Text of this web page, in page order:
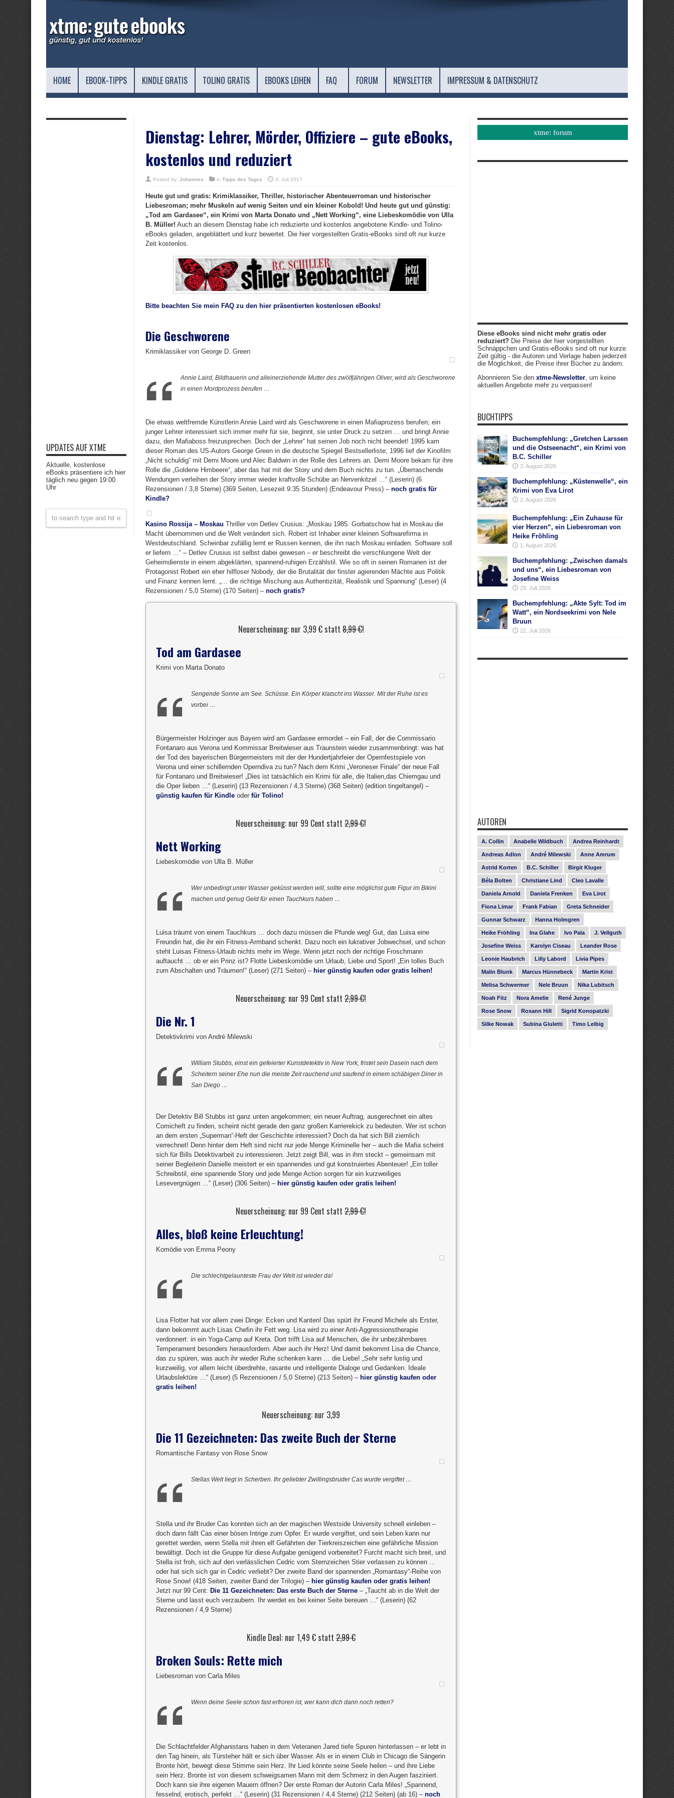
HOME EBOOK-TIPPS KINDLE GRATIS TOLINO GRATIS EBOOKS LEIHEN FAQ FORUM NEWSLETTER IMPRESSUM & DATENSCHUTZ
Dienstag: Lehrer, Mörder, Offiziere – gute eBooks,
kostenlos und reduziert
Posted by: Johannes in Tipps des Tages 4. Juli 2017
Heute gut und gratis: Krimiklassiker, Thriller, historischer Abenteuerroman und historischer
Liebesroman; mehr Muskeln auf wenig Seiten und ein kleiner Kobold! Und heute gut und günstig:
„Tod am Gardasee“, ein Krimi von Marta Donato und „Nett Working“, eine Liebeskomödie von Ulla
B. Müller! Auch an diesem Dienstag habe ich reduzierte und kostenlos angebotene Kindle- und Tolino-
eBooks geladen, angeblättert und kurz bewertet. Die hier vorgestellten Gratis-eBooks sind oft nur kurze
Zeit kostenlos.
Bitte beachten Sie mein FAQ zu den hier präsentierten kostenlosen eBooks!
Die Geschworene
Krimiklassiker von George D. Green
Annie Laird, Bildhauerin und alleinerziehende Mutter des zwölfjährigen Oliver, wird als Geschworene
in einen Mordprozess berufen …
Die etwas weltfremde Künstlerin Annie Laird wird als Geschworene in einen Mafiaprozess berufen; ein
junger Lehrer interessiert sich immer mehr für sie, beginnt, sie unter Druck zu setzen … und bringt Annie
dazu, den Mafiaboss freizusprechen. Doch der „Lehrer“ hat seinen Job noch nicht beendet! 1995 kam
dieser Roman des US-Autors George Green in die deutsche Spiegel Bestsellerliste; 1996 lief der Kinofilm
„Nicht schuldig“ mit Demi Moore und Alec Baldwin in der Rolle des Lehrers an. Demi Moore bekam für ihre
Rolle die „Goldene Himbeere“, aber das hat mit der Story und dem Buch nichts zu tun. „Überraschende
Wendungen verleihen der Story immer wieder kraftvolle Schübe an Nervenkitzel …“ (Leserin) (6
Rezensionen / 3,8 Sterne) (369 Seiten, Lesezeit 9:35 Stunden) (Endeavour Press) – noch gratis für
Kindle?
Kasino Rossija – Moskau Thriller von Detlev Crusius: „Moskau 1985. Gorbatschow hat in Moskau die
Macht übernommen und die Welt verändert sich. Robert ist Inhaber einer kleinen Softwarefirma in
Westdeutschland. Scheinbar zufällig lernt er Russen kennen, die ihn nach Moskau einladen. Software soll
er liefern …“ – Detlev Crusius ist selbst dabei gewesen – er beschreibt die verschlungene Welt der
Geheimdienste in einem abgeklärten, spannend-ruhigen Erzählstil. Wie so oft in seinen Romanen ist der
Protagonist Robert ein eher hilfloser Nobody, der die Brutalität der finster agierenden Mächte aus Politik
und Finanz kennen lernt. „… die richtige Mischung aus Authentizität, Realistik und Spannung“ (Leser) (4
Rezensionen / 5,0 Sterne) (170 Seiten) – noch gratis?
Neuerscheinung: nur 3,99 € statt8,99 €!
Tod am Gardasee
Krimi von Marta Donato
Sengende Sonne am See. Schüsse. Ein Körper klatscht ins Wasser. Mit der Ruhe ist es
vorbei …
Bürgermeister Holzinger aus Bayern wird am Gardasee ermordet – ein Fall, der die Commissario
Fontanaro aus Verona und Kommissar Breitwieser aus Traunstein wieder zusammenbringt: was hat
der Tod des bayerischen Bürgermeisters mit der der Hundertjahrfeier der Opernfestspiele von
Verona und einer schillernden Operndiva zu tun? Nach dem Krimi „Veroneser Finale“ der neue Fall
für Fontanaro und Breitwieser! „Dies ist tatsächlich ein Krimi für alle, die Italien,das Chiemgau und
die Oper lieben …“ (Leserin) (13 Rezensionen / 4,3 Sterne) (368 Seiten) (edition tingeltangel) –
günstig kaufen für Kindle oder für Tolino!
Neuerscheinung: nur 99 Cent statt 2,99 €!
Nett Working
Liebeskomödie von Ulla B. Müller
Wer unbedingt unter Wasser geküsst werden will, sollte eine möglichst gute Figur im Bikini
machen und genug Geld für einen Tauchkurs haben …
Luisa träumt von einem Tauchkurs … doch dazu müssen die Pfunde weg! Gut, das Luisa eine
Freundin hat, die ihr ein Fitness-Armband schenkt. Dazu noch ein lukrativer Jobwechsel, und schon
steht Luisas Fitness-Urlaub nichts mehr im Wege. Wenn jetzt noch der richtige Froschmann
auftaucht … ob er ein Prinz ist? Flotte Liebeskomödie um Urlaub, Liebe und Sport! „Ein tolles Buch
zum Abschalten und Träumen!“ (Leser) (271 Seiten) – hier günstig kaufen oder gratis leihen!
Neuerscheinung: nur 99 Cent statt 2,99 €!
Die Nr. 1
Detektivkrimi von André Milewski
William Stubbs, einst ein gefeierter Kunstdetektiv in New York, fristet sein Dasein nach dem
Scheitern seiner Ehe nun die meiste Zeit rauchend und saufend in einem schäbigen Diner in
San Diego …
Der Detektiv Bill Stubbs ist ganz unten angekommen; ein neuer Auftrag, ausgerechnet ein altes
Comicheft zu finden, scheint nicht gerade den ganz großen Karrierekick zu bedeuten. Wer ist schon
an dem ersten „Superman“-Heft der Geschichte interessiert? Doch da hat sich Bill ziemlich
verrechnet! Denn hinter dem Heft sind nicht nur jede Menge Kriminelle her – auch die Mafia scheint
sich für Bills Detektivarbeit zu interessieren. Jetzt zeigt Bill, was in ihm steckt – gemeinsam mit
seiner Begleiterin Danielle meistert er ein spannendes und gut konstruiertes Abenteuer! „Ein toller
Schreibstil, eine spannende Story und jede Menge Action sorgen für ein kurzweiliges
Lesevergnügen …“ (Leser) (306 Seiten) – hier günstig kaufen oder gratis leihen!
Neuerscheinung: nur 99 Cent statt 2,99 €!
Alles, bloß keine Erleuchtung!
Komödie von Emma Peony
Die schlechtgelaunteste Frau der Welt ist wieder da!
Lisa Flotter hat vor allem zwei Dinge: Ecken und Kanten! Das spürt ihr Freund Michele als Erster,
dann bekommt auch Lisas Chefin ihr Fett weg. Lisa wird zu einer Anti-Aggressionstherapie
verdonnert: in ein Yoga-Camp auf Kreta. Dort trifft Lisa auf Menschen, die ihr unbezähmbares
Temperament besonders herausfordern. Aber auch ihr Herz! Und damit bekommt Lisa die Chance,
das zu spüren, was auch ihr wieder Ruhe schenken kann … die Liebe! „Sehr sehr lustig und
kurzweilig, vor allem leicht überdrehte, rasante und intelligente Dialoge und Gedanken. Ideale
Urlaubslektüre …“ (Leser) (5 Rezensionen / 5,0 Sterne) (213 Seiten) – hier günstig kaufen oder
gratis leihen!
Neuerscheinung: nur 3,99
Die 11 Gezeichneten: Das zweite Buch der Sterne
Romantische Fantasy von Rose Snow
Stellas Welt liegt in Scherben. Ihr geliebter Zwillingsbruder Cas wurde vergiftet …
Stella und ihr Bruder Cas konnten sich an der magischen Westside University schnell einleben –
doch dann fällt Cas einer bösen Intrige zum Opfer. Er wurde vergiftet, und sein Leben kann nur
gerettet werden, wenn Stella mit ihren elf Gefährten der Tierkreiszeichen eine gefährliche Mission
bewältigt. Doch ist die Gruppe für diese Aufgabe genügend vorbereitet? Furcht macht sich breit, und
Stella ist froh, sich auf den verlässlichen Cedric vom Sternzeichen Stier verlassen zu können …
oder hat sich sich gar in Cedric verliebt? Der zweite Band der spannenden „Romantasy“-Reihe von
Rose Snow! (418 Seiten, zweiter Band der Trilogie) – hier günstig kaufen oder gratis leihen!
Jetzt nur 99 Cent: Die 11 Gezeichneten: Das erste Buch der Sterne – „Taucht ab in die Welt der
Sterne und lasst euch verzaubern. Ihr werdet es bei keiner Seite bereuen …“ (Leserin) (62
Rezensionen / 4,9 Sterne)
Kindle Deal: nur 1,49 € statt2,99 €
Broken Souls: Rette mich
Liebesroman von Carla Miles
Wenn deine Seele schon fast erfroren ist, wer kann dich dann noch retten?
Die Schlachtfelder Afghanistans haben in dem Veteranen Jared tiefe Spuren hinterlassen – er lebt in
den Tag hinein, als Türsteher hält er sich über Wasser. Als er in einem Club in Chicago die Sängerin
Bronte hört, bewegt diese Stimme sein Herz. Ihr Lied könnte seine Seele heilen – und ihre Liebe
sein Herz. Bronte ist von diesem schweigsamen Mann mit dem Schmerz in den Augen fasziniert.
Doch kann sie ihre eigenen Mauern öffnen? Der erste Roman der Autorin Carla Miles! „Spannend,
fesselnd, erotisch, perfekt …“ (Leserin) (31 Rezensionen / 4,4 Sterne) (212 Seiten) (ab 16) – noch
UPDATES AUF XTME
Aktuelle, kostenlose
eBooks präsentiere ich hier
täglich neu gegen 19:00
Uhr
xtme: forum
Diese eBooks sind nicht mehr gratis oder
reduziert? Die Preise der hier vorgestellten
Schnäppchen und Gratis-eBooks sind oft nur kurze
Zeit gültig - die Autoren und Verlage haben jederzeit
die Möglichkeit, die Preise ihrer Bücher zu ändern.
Abonnieren Sie den xtme-Newsletter, um keine
aktuellen Angebote mehr zu verpassen!
BUCHTIPPS
Buchempfehlung: „Gretchen Larssen
und die Ostseenacht“, ein Krimi von
B.C. Schiller
3. August 2026
Buchempfehlung: „Küstenwelle“, ein
Krimi von Eva Lirot
2. August 2026
Buchempfehlung: „Ein Zuhause für
vier Herzen“, ein Liebesroman von
Heike Fröhling
1. August 2026
Buchempfehlung: „Zwischen damals
und uns“, ein Liebesroman von
Josefine Weiss
29. Juli 2026
Buchempfehlung: „Akte Sylt: Tod im
Watt“, ein Nordseekrimi von Nele
Bruun
22. Juli 2026
AUTOREN
A. Collin Anabelle Wildbuch Andrea Reinhardt
Andreas Adlon André Milewski Anne Amrum
Astrid Korten B.C. Schiller Birgit Kluger
Béla Bolten Christiane Lind Cleo Lavalle
Daniela Arnold Daniela Frenken Eva Lirot
Fiona Limar Frank Fabian Greta Schneider
Gunnar Schwarz Hanna Holmgren
Heike Fröhling Ina Glahe Ivo Pala J. Vellguth
Josefine Weiss Karolyn Ciseau Leander Rose
Leonie Haubrich Lilly Labord Livia Pipes
Malin Blunk Marcus Hünnebeck Martin Krist
Melisa Schwermer Nele Bruun Nika Lubitsch
Noah Fitz Nora Amelie René Junge
Rose Snow Roxann Hill Sigrid Konopatzki
Silke Nowak Subina Giuletti Timo Leibig